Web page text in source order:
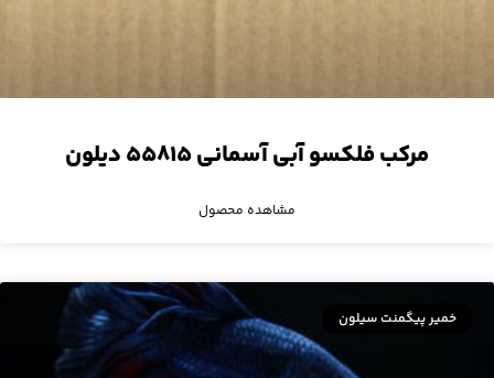
مرکب فلکسو آبی آسمانی ۵۵۸۱۵ دیلون
مشاهده محصول
خمیر پیگمنت سیلون